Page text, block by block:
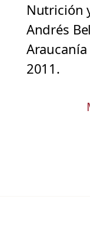
Nutrición
Andrés
2011.